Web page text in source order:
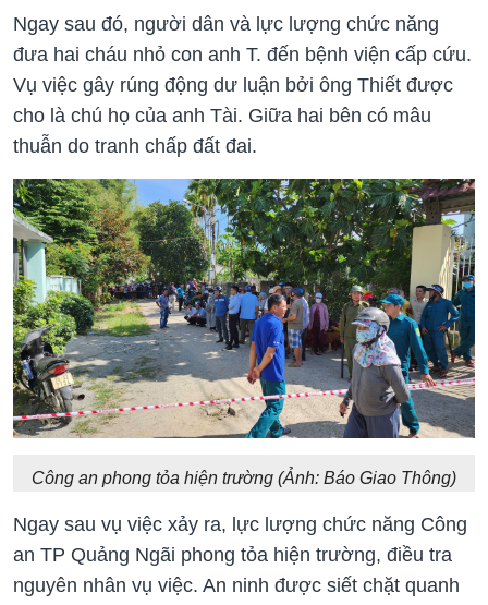
Ngay sau đó, người dân và lực lượng chức năng
đưa hai cháu nhỏ con anh T. đến bệnh viện cấp cứu.
Vụ việc gây rúng động dư luận bởi ông Thiết được
cho là chú họ của anh Tài. Giữa hai bên có mâu
thuẫn do tranh chấp đất đai.
Công an phong tỏa hiện trường (Ảnh: Báo Giao Thông)
Ngay sau vụ việc xảy ra, lực lượng chức năng Công
an TP Quảng Ngãi phong tỏa hiện trường, điều tra
nguyên nhân vụ việc. An ninh được siết chặt quanh